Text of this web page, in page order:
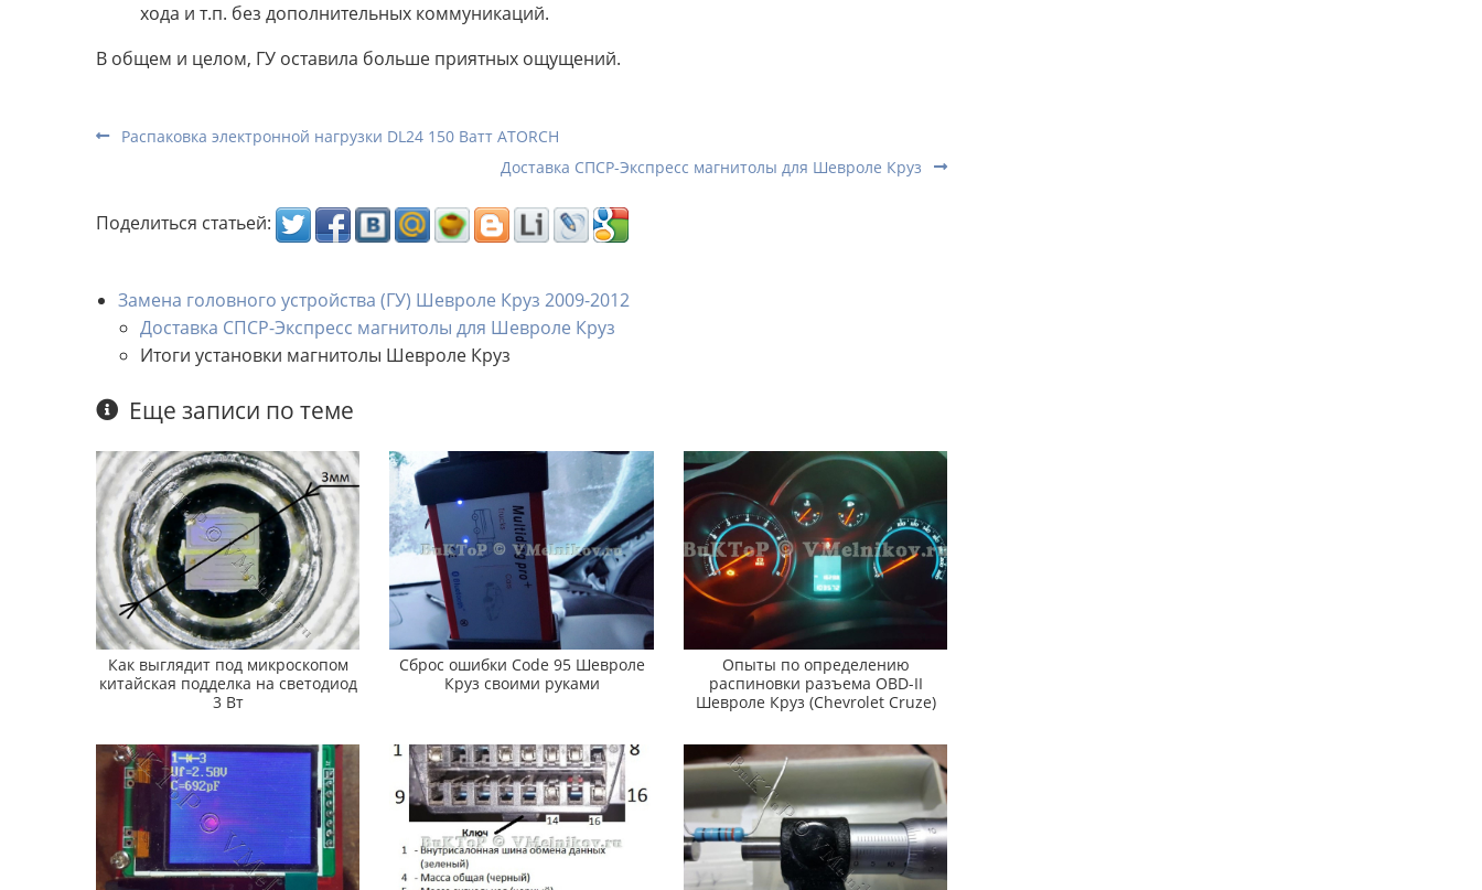
хода и т.п. без дополнительных коммуникаций.
В общем и целом, ГУ оставила больше приятных ощущений.
Распаковка электронной нагрузки DL24 150 Ватт ATORCH
Доставка СПСР-Экспресс магнитолы для Шевроле Круз
Поделиться статьей:
Замена головного устройства (ГУ) Шевроле Круз 2009-2012
Доставка СПСР-Экспресс магнитолы для Шевроле Круз
Итоги установки магнитолы Шевроле Круз
Еще записи по теме
Как выглядит под микроскопом
китайская подделка на светодиод
3 Вт
Сброс ошибки Code 95 Шевроле
Круз своими руками
Опыты по определению
распиновки разъема OBD-II
Шевроле Круз (Chevrolet Cruze)